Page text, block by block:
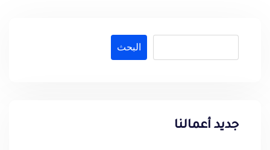
البحث
جديد أعمالنا